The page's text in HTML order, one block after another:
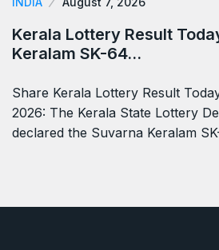
Kerala Lottery Result
Keralam SK-64…
Share Kerala Lottery Result
2026: The Kerala State Lottery
declared the Suvarna Keralam